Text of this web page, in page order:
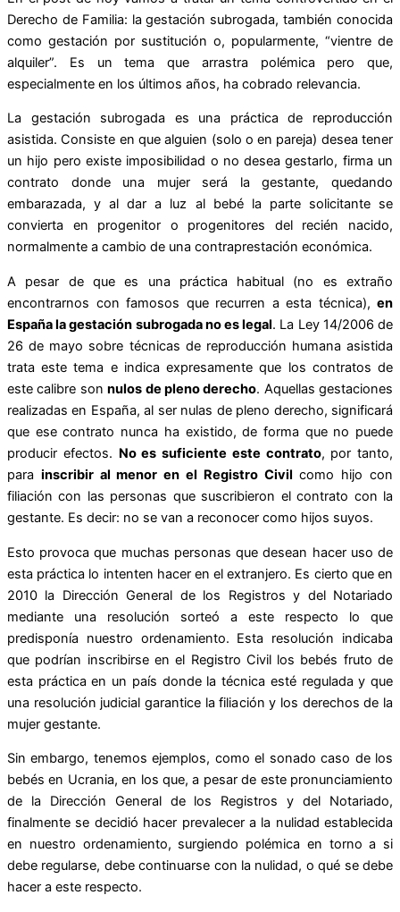
Derecho de Familia: la gestación subrogada, también conocida
como gestación por sustitución o, popularmente, “vientre de
alquiler”. Es un tema que arrastra polémica pero que,
especialmente en los últimos años, ha cobrado relevancia.
La gestación subrogada es una práctica de reproducción
asistida. Consiste en que alguien (solo o en pareja) desea tener
un hijo pero existe imposibilidad o no desea gestarlo, firma un
contrato donde una mujer será la gestante, quedando
embarazada, y al dar a luz al bebé la parte solicitante se
convierta en progenitor o progenitores del recién nacido,
normalmente a cambio de una contraprestación económica.
A pesar de que es una práctica habitual (no es extraño
encontrarnos con famosos que recurren a esta técnica), en
España la gestación subrogada no es legal. La Ley 14/2006 de
26 de mayo sobre técnicas de reproducción humana asistida
trata este tema e indica expresamente que los contratos de
este calibre sonnulos de pleno derecho. Aquellas gestaciones
realizadas en España, al ser nulas de pleno derecho, significará
que ese contrato nunca ha existido, de forma que no puede
producir efectos. No es suficiente este contrato, por tanto,
para inscribir al menor en el Registro Civil como hijo con
filiación con las personas que suscribieron el contrato con la
gestante. Es decir: no se van a reconocer como hijos suyos.
Esto provoca que muchas personas que desean hacer uso de
esta práctica lo intenten hacer en el extranjero. Es cierto que en
2010 la Dirección General de los Registros y del Notariado
mediante una resolución sorteó a este respecto lo que
predisponía nuestro ordenamiento. Esta resolución indicaba
que podrían inscribirse en el Registro Civil los bebés fruto de
esta práctica en un país donde la técnica esté regulada y que
una resolución judicial garantice la filiación y los derechos de la
mujer gestante.
Sin embargo, tenemos ejemplos, como el sonado caso de los
bebés en Ucrania, en los que, a pesar de este pronunciamiento
de la Dirección General de los Registros y del Notariado,
finalmente se decidió hacer prevalecer a la nulidad establecida
en nuestro ordenamiento, surgiendo polémica en torno a si
debe regularse, debe continuarse con la nulidad, o qué se debe
hacer a este respecto.